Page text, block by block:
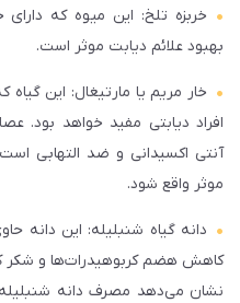
خربزه تلخ: این میوه که
بهبود علائم دیابت موثر است.
خار مریم یا مارتیغال: این
افراد دیابتی مفید خواهد بود.
آنتی اکسیدانی و ضد التهابی
موثر واقع شود.
دانه گیاه شنبلیله: این دانه
کاهش هضم کربوهیدرات‌ها و شکر
نشان می‌دهد مصرف دانه